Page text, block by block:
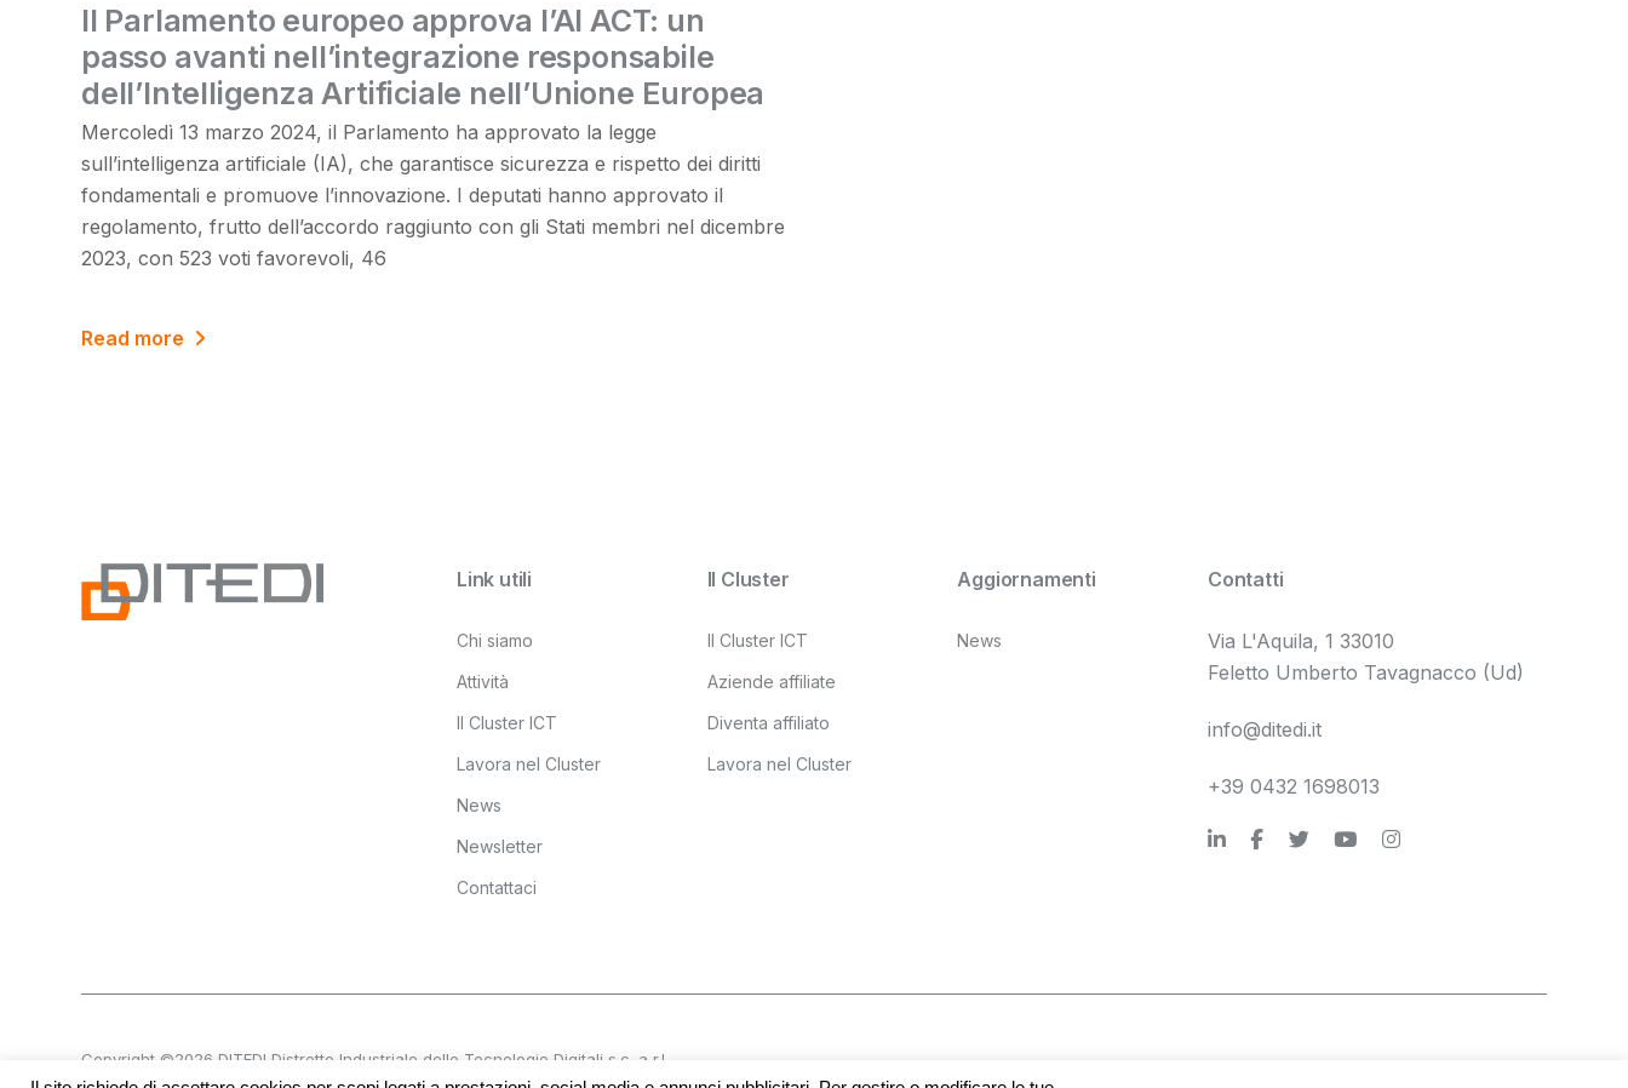
Il Parlamento europeo approva l’AI ACT: un
passo avanti nell’integrazione responsabile
dell’Intelligenza Artificiale nell’Unione Europea
Mercoledì 13 marzo 2024, il Parlamento ha approvato la legge
sull’intelligenza artificiale (IA), che garantisce sicurezza e rispetto dei diritti
fondamentali e promuove l’innovazione. I deputati hanno approvato il
regolamento, frutto dell’accordo raggiunto con gli Stati membri nel dicembre
2023, con 523 voti favorevoli, 46
Read more
Link utili
Chi siamo
Attività
Il Cluster ICT
Lavora nel Cluster
News
Newsletter
Contattaci
Il Cluster
Il Cluster ICT
Aziende affiliate
Diventa affiliato
Lavora nel Cluster
Aggiornamenti
News
Contatti
Via L'Aquila, 1 33010
Feletto Umberto Tavagnacco (Ud)
info@ditedi.it
+39 0432 1698013
Copyright ©2026 DITEDI Distretto Industriale delle Tecnologie Digitali s.c. a r.l.
Accessibilità